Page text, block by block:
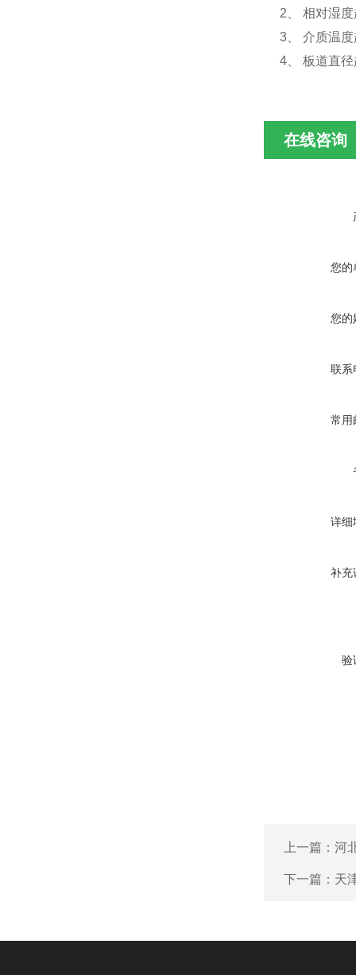
2、 相对湿
3、 介质温
4、 板道直
在线咨询
您的
您的
联系
常用
详细
补充
验
上一篇： 河
下一篇： 天